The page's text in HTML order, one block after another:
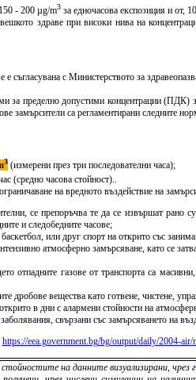
- 200 µg/m3 за едночасова експозиция и от,
здраве при високи нива на
съгласувана с Министерството за
пределно допустими концентрации (ПДК)
замърсители са регламентирани следните
3 (измерени през три последователни часа);
(средно часова стойност)..
на вредното въздействие на
се препоръчва те да се извършат рано
и следобедните часове;
или друг спорт на открито със
атмосферно замърсяване, като се
отпадните газове от транспорта са
дробове вещества като готвене, чистене,
в дни с алармени стойности на
свързани със замърсяването на
https://eea.government.bg/bg/output/daily/2004-
на данните визуализирани,